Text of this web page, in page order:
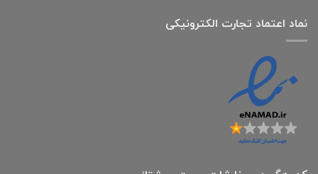
نماد اعتماد تجارت الكترونیكی